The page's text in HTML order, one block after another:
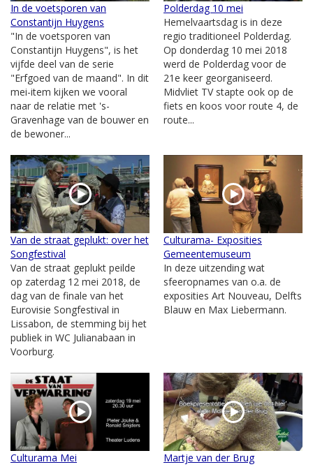
In de voetsporen van
Constantijn Huygens
"In de voetsporen van
Constantijn Huygens", is het
vijfde deel van de serie
"Erfgoed van de maand". In dit
mei-item kijken we vooral
naar de relatie met 's-
Gravenhage van de bouwer en
de bewoner...
Polderdag 10 mei
Hemelvaartsdag is in deze
regio traditioneel Polderdag.
Op donderdag 10 mei 2018
werd de Polderdag voor de
21e keer georganiseerd.
Midvliet TV stapte ook op de
fiets en koos voor route 4, de
route...
Van de straat geplukt: over het
Songfestival
Van de straat geplukt peilde
op zaterdag 12 mei 2018, de
dag van de finale van het
Eurovisie Songfestival in
Lissabon, de stemming bij het
publiek in WC Julianabaan in
Voorburg.
Culturama- Exposities
Gemeentemuseum
In deze uitzending wat
sfeeropnames van o.a. de
exposities Art Nouveau, Delfts
Blauw en Max Liebermann.
Culturama Mei
Martje van der Brug